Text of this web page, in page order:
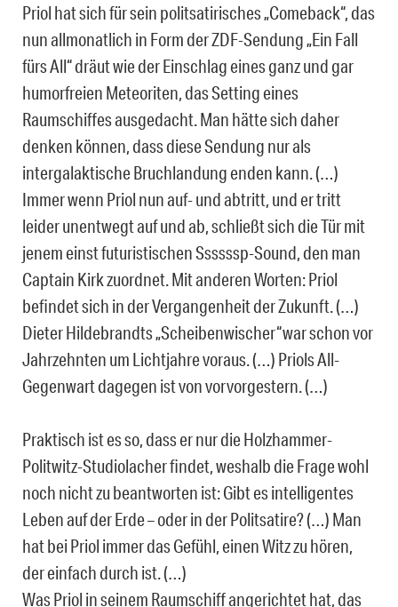
Priol hat sich für sein politsatirisches „Comeback“, das
nun allmonatlich in Form der ZDF-Sendung „Ein Fall
fürs All“ dräut wie der Einschlag eines ganz und gar
humorfreien Meteoriten, das Setting eines
Raumschiffes ausgedacht. Man hätte sich daher
denken können, dass diese Sendung nur als
intergalaktische Bruchlandung enden kann. (…)
Immer wenn Priol nun auf- und abtritt, und er tritt
leider unentwegt auf und ab, schließt sich die Tür mit
jenem einst futuristischen Ssssssp-Sound, den man
Captain Kirk zuordnet. Mit anderen Worten: Priol
befindet sich in der Vergangenheit der Zukunft. (…)
Dieter Hildebrandts „Scheibenwischer“war schon vor
Jahrzehnten um Lichtjahre voraus. (…) Priols All-
Gegenwart dagegen ist von vorvorgestern. (…)
Praktisch ist es so, dass er nur die Holzhammer-
Politwitz-Studiolacher findet, weshalb die Frage wohl
noch nicht zu beantworten ist: Gibt es intelligentes
Leben auf der Erde – oder in der Politsatire? (…) Man
hat bei Priol immer das Gefühl, einen Witz zu hören,
der einfach durch ist. (…)
Was Priol in seinem Raumschiff angerichtet hat, das